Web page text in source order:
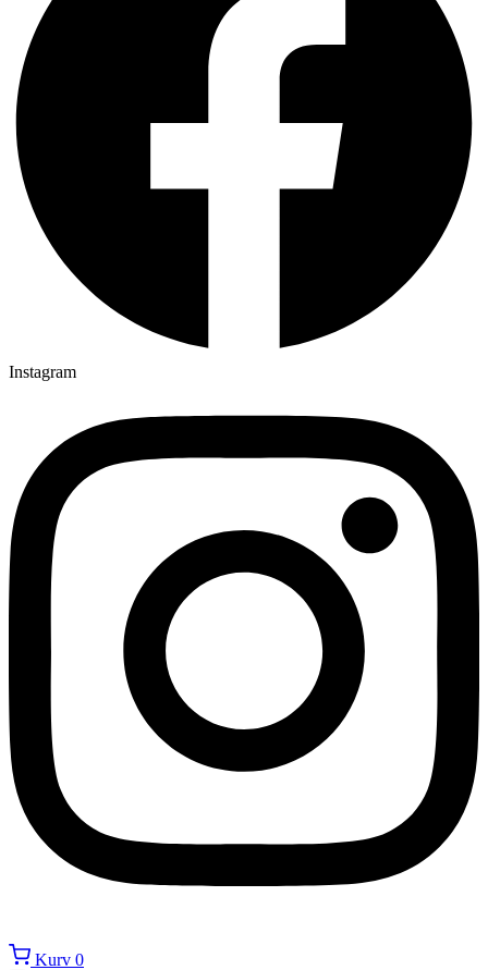
Instagram
Kurv 0